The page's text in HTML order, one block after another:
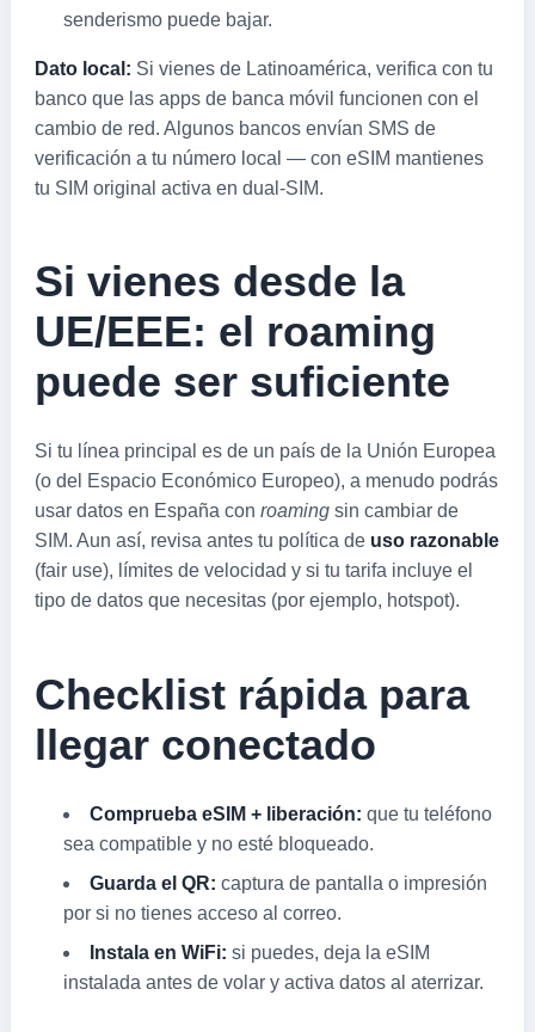
senderismo puede bajar.
Dato local: Si vienes de Latinoamérica, verifica con tu
banco que las apps de banca móvil funcionen con el
cambio de red. Algunos bancos envían SMS de
verificación a tu número local — con eSIM mantienes
tu SIM original activa en dual-SIM.
Si vienes desde la
UE/EEE: el roaming
puede ser suficiente
Si tu línea principal es de un país de la Unión Europea
(o del Espacio Económico Europeo), a menudo podrás
usar datos en España con roaming sin cambiar de
SIM. Aun así, revisa antes tu política de uso razonable
(fair use), límites de velocidad y si tu tarifa incluye el
tipo de datos que necesitas (por ejemplo, hotspot).
Checklist rápida para
llegar conectado
Comprueba eSIM + liberación: que tu teléfono
sea compatible y no esté bloqueado.
Guarda el QR: captura de pantalla o impresión
por si no tienes acceso al correo.
Instala en WiFi: si puedes, deja la eSIM
instalada antes de volar y activa datos al aterrizar.